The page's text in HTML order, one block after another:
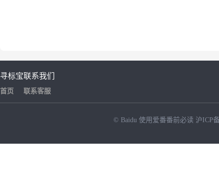
寻标宝
首页
联系我们
联系客服
© Baidu 使用爱番番前必读 沪ICP